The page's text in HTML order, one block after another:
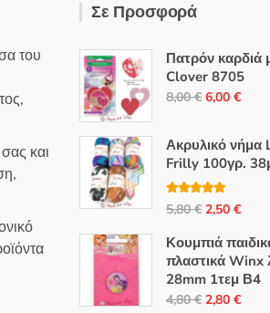
παραλλαγές.
επιλογές
μπορούν
να
στη
σελίδα
του
προϊόντος
του
και
Σε Προσφορά
Πατρόν καρδιά
Clover 8705
8,00€ Original
was:
8,00 €.
6,00 €Η
τιμή
Ακρυλικό νήμα
Frilly 100γρ.
Βαθμολογή
θηκε με 5.00
5,80€ Original
was:
5,80 €.
2,50 €Η
τιμή
είναι:
2,50
Κουμπιά
πλαστικά Winx
28mm 1τεμ Β4
4,80€ Original
2,80 €Η